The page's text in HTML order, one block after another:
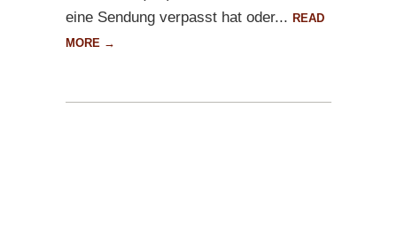
eine Sendung verpasst hat oder... READ
MORE →